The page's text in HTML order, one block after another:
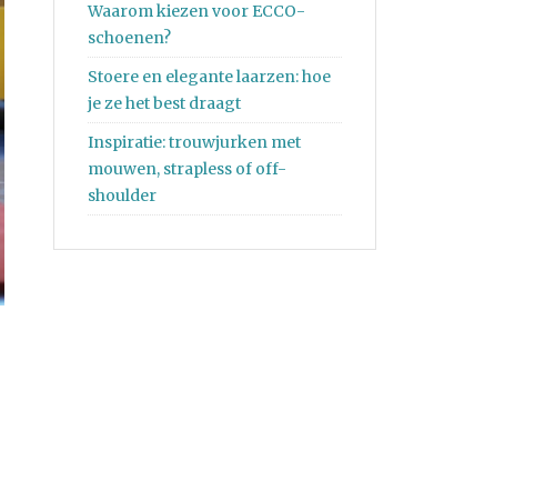
Waarom kiezen voor ECCO-
schoenen?
Stoere en elegante laarzen: hoe
je ze het best draagt
Inspiratie: trouwjurken met
mouwen, strapless of off-
shoulder